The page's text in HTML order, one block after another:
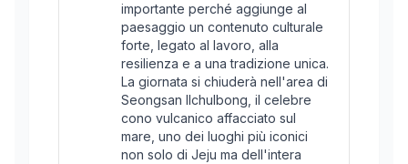
importante perché aggiunge al
paesaggio un contenuto culturale
forte, legato al lavoro, alla
resilienza e a una tradizione unica.
La giornata si chiuderà nell'area di
Seongsan Ilchulbong, il celebre
cono vulcanico affacciato sul
mare, uno dei luoghi più iconici
non solo di Jeju ma dell'intera